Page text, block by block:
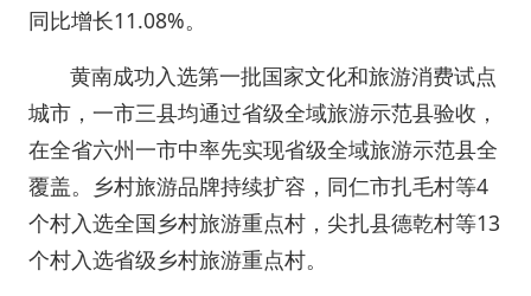
同比增长11.08%。
黄南成功入选第一批国家文化和旅游消费试点
城市，一市三县均通过省级全域旅游示范县验收，
在全省六州一市中率先实现省级全域旅游示范县全
覆盖。乡村旅游品牌持续扩容，同仁市扎毛村等4
个村入选全国乡村旅游重点村，尖扎县德乾村等13
个村入选省级乡村旅游重点村。